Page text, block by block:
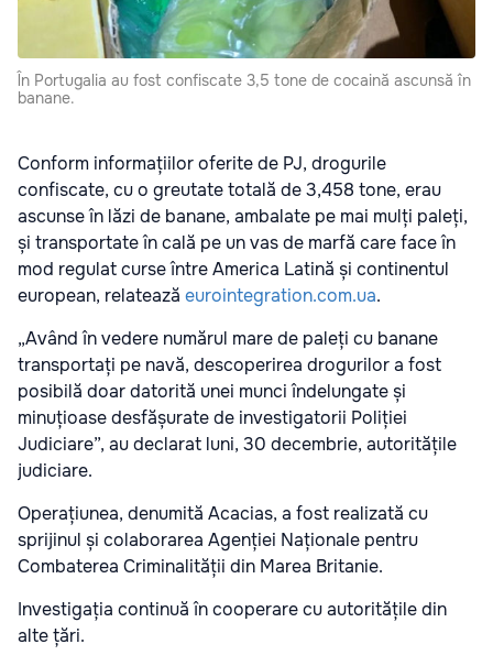
În Portugalia au fost confiscate 3,5 tone de cocaină ascunsă în
banane.
Conform informațiilor oferite de PJ, drogurile
confiscate, cu o greutate totală de 3,458 tone, erau
ascunse în lăzi de banane, ambalate pe mai mulți paleți,
și transportate în cală pe un vas de marfă care face în
mod regulat curse între America Latină și continentul
european, relatează eurointegration.com.ua.
„Având în vedere numărul mare de paleți cu banane
transportați pe navă, descoperirea drogurilor a fost
posibilă doar datorită unei munci îndelungate și
minuțioase desfășurate de investigatorii Poliției
Judiciare”, au declarat luni, 30 decembrie, autoritățile
judiciare.
Operațiunea, denumită Acacias, a fost realizată cu
sprijinul și colaborarea Agenției Naționale pentru
Combaterea Criminalității din Marea Britanie.
Investigația continuă în cooperare cu autoritățile din
alte țări.